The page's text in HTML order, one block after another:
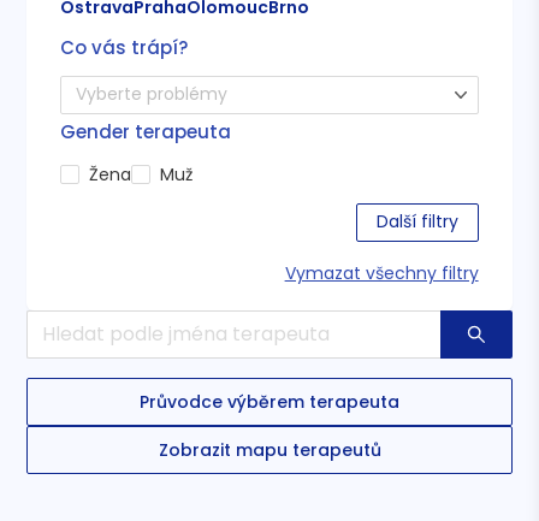
Průvodce výběrem terapeuta
Zobrazit mapu terapeutů
OstravaPrahaOlomoucBrno
Co vás trápí?
Vyberte problémy
Gender terapeuta
Žena
Muž
Další filtry
Vymazat všechny filtry